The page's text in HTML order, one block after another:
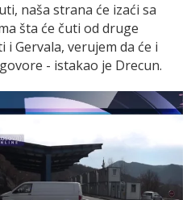
naša strana će izaći sa
šta će čuti od druge
Gervala, verujem da će i
- istakao je Drecun.